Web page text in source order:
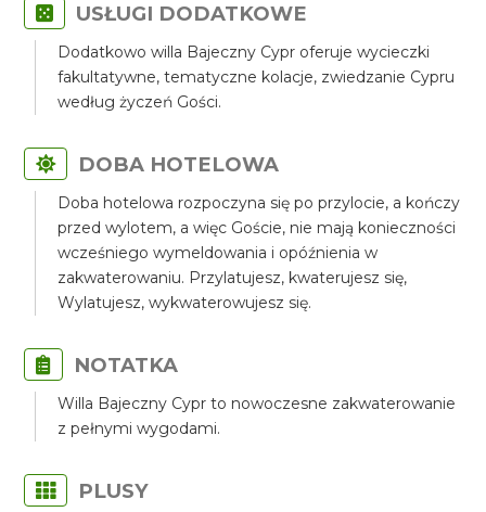
USŁUGI DODATKOWE
Dodatkowo willa Bajeczny Cypr oferuje wycieczki
fakultatywne, tematyczne kolacje, zwiedzanie Cypru
według życzeń Gości.
DOBA HOTELOWA
Doba hotelowa rozpoczyna się po przylocie, a kończy
przed wylotem, a więc Goście, nie mają konieczności
wcześniego wymeldowania i opóźnienia w
zakwaterowaniu. Przylatujesz, kwaterujesz się,
Wylatujesz, wykwaterowujesz się.
NOTATKA
Willa Bajeczny Cypr to nowoczesne zakwaterowanie
z pełnymi wygodami.
PLUSY